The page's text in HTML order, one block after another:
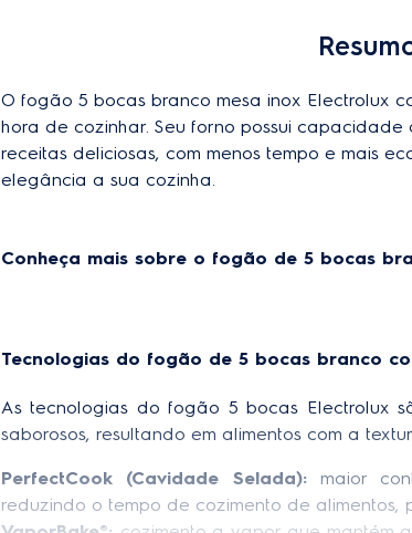
nichos
nicho
nichos
Profundidade do
nicho
Recomendado não se instalar em
O fogão 5 bocas branco mesa inox Electrolux
hora de cozinhar. Seu forno possui
receitas deliciosas, com menos tempo e mais
elegância a sua cozinha.
Conheça mais sobre o fogão de 5 bocas
Tecnologias do fogão de 5 bocas branco
As tecnologias do fogão 5 bocas Electrolux
saborosos, resultando em alimentos com a
PerfectCook (Cavidade Selada): maior
reduzindo o tempo de cozimento de